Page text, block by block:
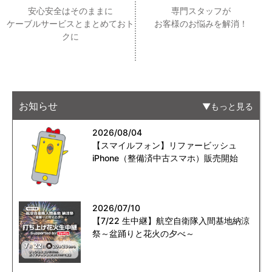
安心安全はそのままに
ケーブルサービスとまとめておト
クに
専門スタッフが
お客様のお悩みを解消！
お知らせ もっと見る
2026/08/04
【スマイルフォン】リファービッシュ
iPhone（整備済中古スマホ）販売開始
2026/07/10
【7/22 生中継】航空自衛隊入間基地納涼
祭～盆踊りと花火の夕べ～